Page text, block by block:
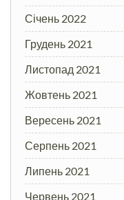
Січень 2022
Грудень 2021
Листопад 2021
Жовтень 2021
Вересень 2021
Серпень 2021
Липень 2021
Червень 2021